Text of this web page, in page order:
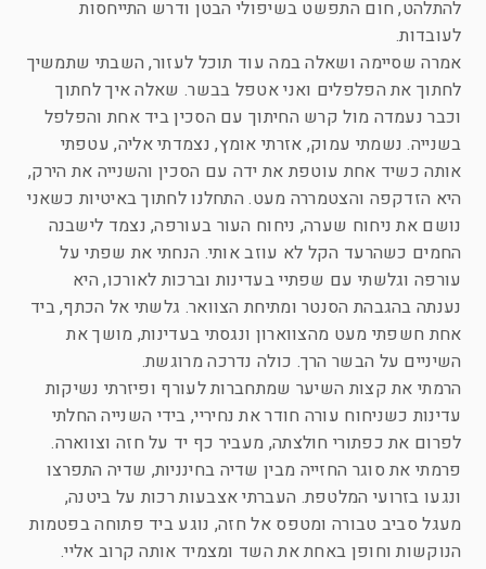
להתלהט, חום התפשט בשיפולי הבטן ודרש התייחסות
לעובדות.
אמרה שסיימה ושאלה במה עוד תוכל לעזור, השבתי שתמשיך
לחתוך את הפלפלים ואני אטפל בבשר. שאלה איך לחתוך
וכבר נעמדה מול קרש החיתוך עם הסכין ביד אחת והפלפל
בשנייה. נשמתי עמוק, אזרתי אומץ, נצמדתי אליה, עטפתי
אותה כשיד אחת עוטפת את ידה עם הסכין והשנייה את הירק,
היא הזדקפה והצטמררה מעט. התחלנו לחתוך באיטיות כשאני
נושם את ניחוח שערה, ניחוח העור בעורפה, נצמד לישבנה
החמים כשהרעד הקל לא עוזב אותי. הנחתי את שפתי על
עורפה וגלשתי עם שפתיי בעדינות וברכות לאורכו, היא
נענתה בהגבהת הסנטר ומתיחת הצוואר. גלשתי אל הכתף, ביד
אחת חשפתי מעט מהצווארון ונגסתי בעדינות, מושך את
השיניים על הבשר הרך. כולה נדרכה מרוגשת.
הרמתי את קצות השיער שמתחברות לעורף ופיזרתי נשיקות
עדינות כשניחוח עורה חודר את נחיריי, בידי השנייה החלתי
לפרום את כפתורי חולצתה, מעביר כף יד על חזה וצווארה.
פרמתי את סוגר החזייה מבין שדיה בחינניות, שדיה התפרצו
ונגעו בזרועי המלטפת. העברתי אצבעות רכות על ביטנה,
מעגל סביב טבורה ומטפס אל חזה, נוגע ביד פתוחה בפטמות
הנוקשות וחופן באחת את השד ומצמיד אותה קרוב אליי.